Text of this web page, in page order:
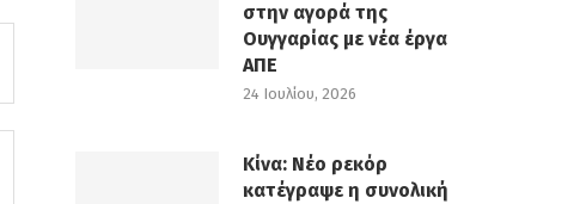
στην αγορά της
Ουγγαρίας με νέα έργα
ΑΠΕ
24 Ιουλίου, 2026
Κίνα: Νέο ρεκόρ
κατέγραψε η συνολική